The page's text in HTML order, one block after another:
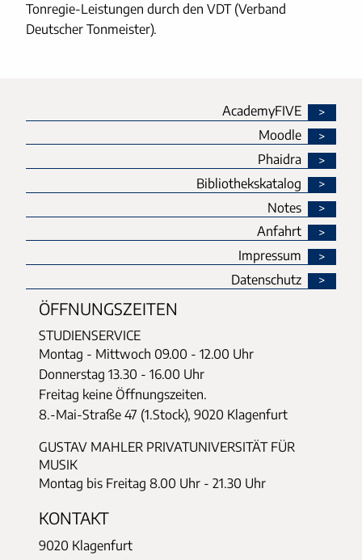
Tonregie-Leistungen durch den VDT (Verband
Deutscher Tonmeister).
AcademyFIVE
Moodle
Phaidra
Bibliothekskatalog
Notes
Anfahrt
Impressum
Datenschutz
ÖFFNUNGSZEITEN
STUDIENSERVICE
Montag - Mittwoch 09.00 - 12.00 Uhr
Donnerstag 13.30 - 16.00 Uhr
Freitag keine Öffnungszeiten.
8.-Mai-Straße 47 (1.Stock), 9020 Klagenfurt
GUSTAV MAHLER PRIVATUNIVERSITÄT FÜR
MUSIK
Montag bis Freitag 8.00 Uhr - 21.30 Uhr
KONTAKT
9020 Klagenfurt